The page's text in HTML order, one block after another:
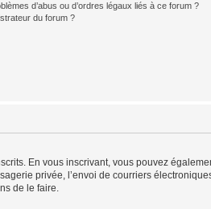
d’abus ou d’ordres légaux liés à ce forum ?
du forum ?
En vous inscrivant, vous pouvez
privée, l’envoi de courriers
de le faire.